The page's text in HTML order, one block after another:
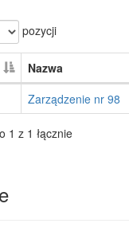
pozycji
Nazwa
Zarządzenie nr 98
1 z 1 łącznie